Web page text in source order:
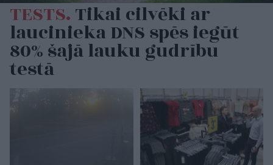
TESTS.Tikai cilvēki ar
laucinieka DNS spēs iegūt
80% šajā lauku gudrību
testā